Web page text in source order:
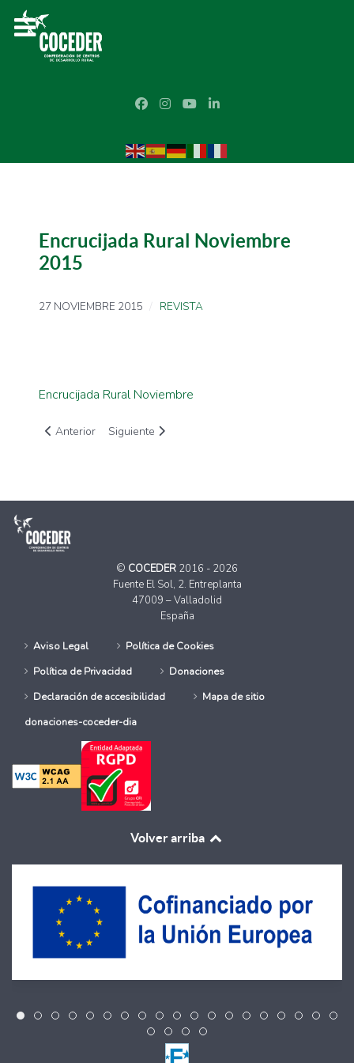
Encrucijada Rural Noviembre
2015
27 NOVIEMBRE 2015 REVISTA
Encrucijada Rural Noviembre
Artículo anterior: Encrucijada Rural Junio 2016
Anterior Artículo siguiente: Nuevo número de
Siguiente
© COCEDER 2016 - 2026
Fuente El Sol, 2. Entreplanta
47009 – Valladolid
España
Aviso Legal
Política de Cookies
Política de Privacidad
Donaciones
Declaración de accesibilidad
Mapa de sitio
donaciones-coceder-dia
Volver arriba